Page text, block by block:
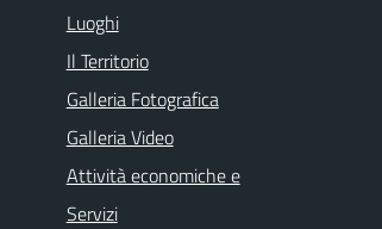
Luoghi
Il Territorio
Galleria Fotografica
Galleria Video
Attività economiche e
Servizi